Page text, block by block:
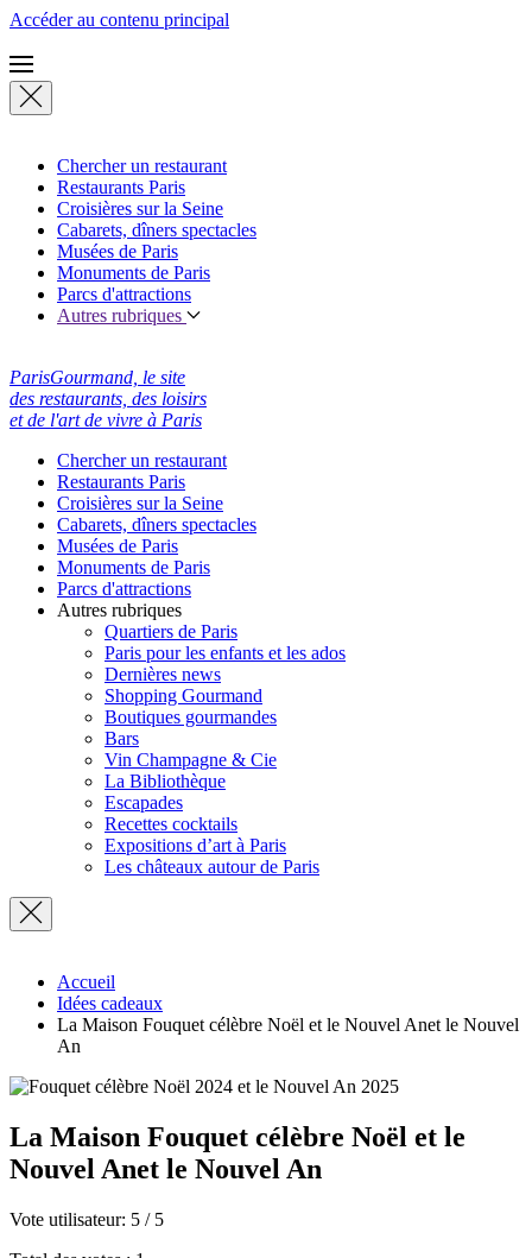
Accéder au contenu principal
Chercher un restaurant
Restaurants Paris
Croisières sur la Seine
Cabarets, dîners spectacles
Musées de Paris
Monuments de Paris
Parcs d'attractions
Autres rubriques
ParisGourmand, le site
des restaurants, des loisirs
et de l'art de vivre à Paris
Chercher un restaurant
Restaurants Paris
Croisières sur la Seine
Cabarets, dîners spectacles
Musées de Paris
Monuments de Paris
Parcs d'attractions
Autres rubriques
Quartiers de Paris
Paris pour les enfants et les ados
Dernières news
Shopping Gourmand
Boutiques gourmandes
Bars
Vin Champagne & Cie
La Bibliothèque
Escapades
Recettes cocktails
Expositions d’art à Paris
Les châteaux autour de Paris
Accueil
Idées cadeaux
La Maison Fouquet célèbre Noël et le Nouvel Anet le Nouvel
An
La Maison Fouquet célèbre Noël et le
Nouvel Anet le Nouvel An
Vote utilisateur: 5 / 5